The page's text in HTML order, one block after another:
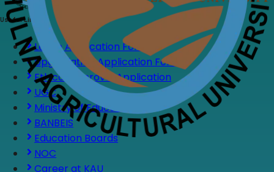
Useful Links
Leave Application Form
Upgradation Application Form
Ethical Approval Application
UGC
Ministry of Education
BANBEIS
Education Boards
NOC
Career at KAU